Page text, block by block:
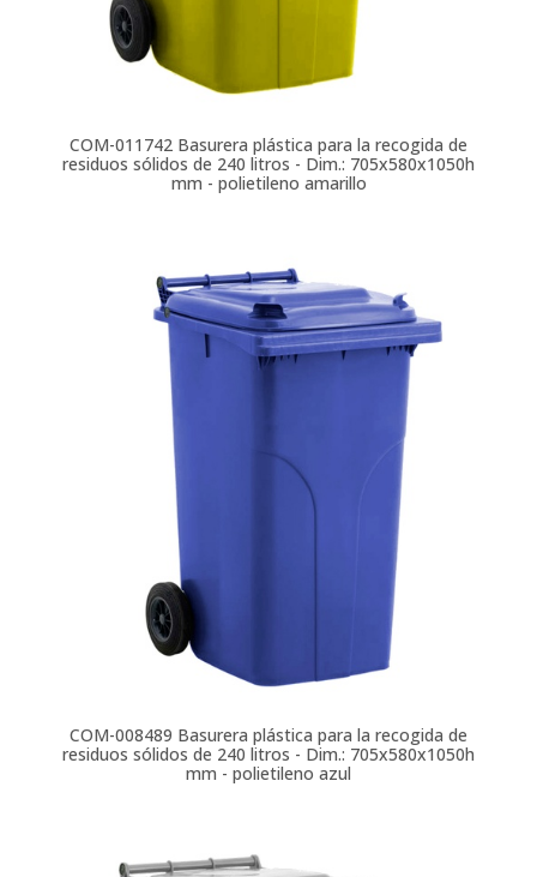
COM-011742 Basurera plástica para la recogida de
residuos sólidos de 240 litros - Dim.: 705x580x1050h
mm - polietileno amarillo
COM-008489 Basurera plástica para la recogida de
residuos sólidos de 240 litros - Dim.: 705x580x1050h
mm - polietileno azul